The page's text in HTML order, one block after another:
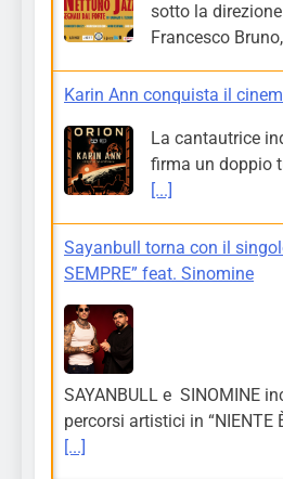
sotto la
Francesco Bruno,
Karin Ann conquista il
La cantautrice
firma un doppio
[...]
Sayanbull torna con il
SEMPRE” feat. Sinomine
SAYANBULL e SINOMINE
percorsi artistici in “NIENTE
[...]